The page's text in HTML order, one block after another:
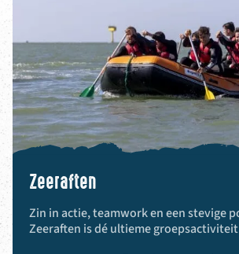
Zeeraften
Zin in actie, teamwork en een stevige
Zeeraften is dé ultieme